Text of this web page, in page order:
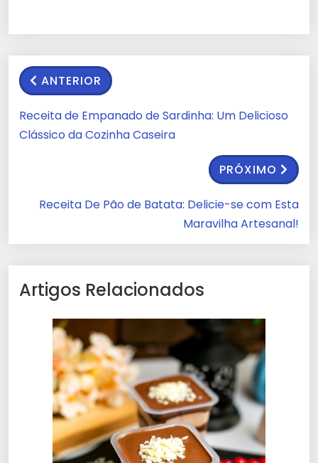
ANTERIOR
Receita de Empanado de Sardinha: Um Delicioso
Clássico da Cozinha Caseira
PRÓXIMO
Receita De Pão de Batata: Delicie-se com Esta
Maravilha Artesanal!
Artigos Relacionados